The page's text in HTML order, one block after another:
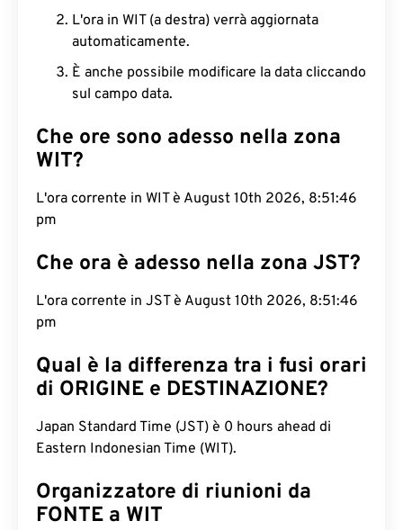
L'ora in WIT (a destra) verrà aggiornata
automaticamente.
È anche possibile modificare la data cliccando
sul campo data.
Che ore sono adesso nella zona
WIT?
L'ora corrente in WIT è August 10th 2026, 8:51:47
pm
Che ora è adesso nella zona JST?
L'ora corrente in JST è August 10th 2026, 8:51:47
pm
Qual è la differenza tra i fusi orari
di ORIGINE e DESTINAZIONE?
Japan Standard Time (JST) è 0 hours ahead di
Eastern Indonesian Time (WIT).
Organizzatore di riunioni da
FONTE a WIT